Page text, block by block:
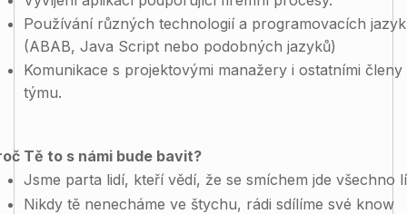
Používání různých technologií a programovacích
(ABAB, Java Script nebo podobných jazyků)
Komunikace s projektovými manažery i ostatními členy
týmu.
Tě to s námi bude bavit?
Jsme parta lidí, kteří vědí, že se smíchem jde všechno
Nikdy tě nenecháme ve štychu, rádi sdílíme své know